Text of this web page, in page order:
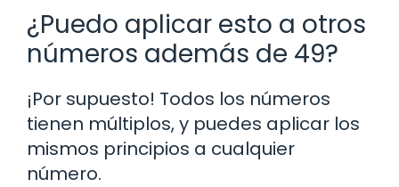
¿Puedo aplicar esto a otros
números además de 49?
¡Por supuesto! Todos los números
tienen múltiplos, y puedes aplicar los
mismos principios a cualquier
número.